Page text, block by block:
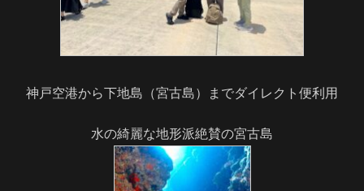
神戸空港から下地島（宮古島）までダイレクト便利用
水の綺麗な地形派絶賛の宮古島